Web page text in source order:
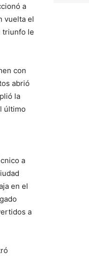
a
vuelta el
triunfo le
con
abrió
la
último
a
en el
a